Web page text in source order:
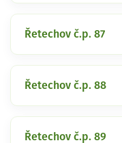
Řetechov č.p. 87
Řetechov č.p. 88
Řetechov č.p. 89